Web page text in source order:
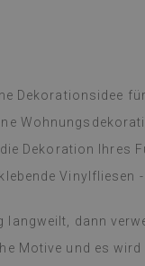
Dekorationsidee
Dekoration Ihres
Vinylfliesen
dann
Motive und es